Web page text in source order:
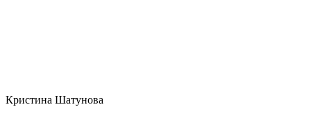
Кристина Шатунова